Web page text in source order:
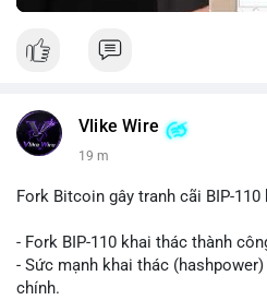
Vlike Wire
19 m
Fork Bitcoin gây tranh cãi BIP-
- Fork BIP-110 khai thác thành
- Sức mạnh khai thác
chính.